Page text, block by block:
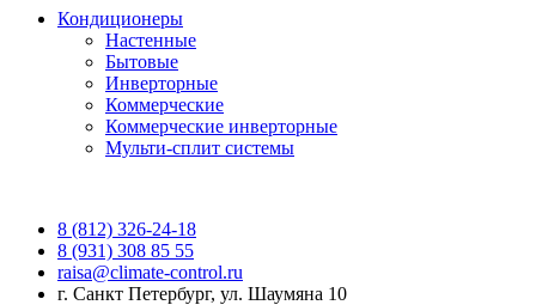
Кондиционеры
Настенные
Бытовые
Инверторные
Коммерческие
Коммерческие инверторные
Мульти-сплит системы
8 (812) 326-24-18
8 (931) 308 85 55
raisa@climate-control.ru
г. Санкт Петербург, ул. Шаумяна 10